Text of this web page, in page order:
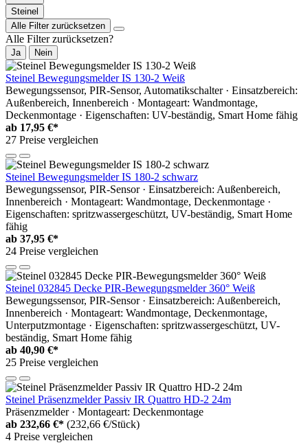
Steinel
Alle Filter zurücksetzen
Alle Filter zurücksetzen?
Ja Nein
Steinel Bewegungsmelder IS 130-2 Weiß
Bewegungssensor, PIR-Sensor, Automatikschalter · Einsatzbereich:
Außenbereich, Innenbereich · Montageart: Wandmontage,
Deckenmontage · Eigenschaften: UV-beständig, Smart Home fähig
ab 17,95 €*
27 Preise vergleichen
Steinel Bewegungsmelder IS 180-2 schwarz
Bewegungssensor, PIR-Sensor · Einsatzbereich: Außenbereich,
Innenbereich · Montageart: Wandmontage, Deckenmontage ·
Eigenschaften: spritzwassergeschützt, UV-beständig, Smart Home
fähig
ab 37,95 €*
24 Preise vergleichen
Steinel 032845 Decke PIR-Bewegungsmelder 360° Weiß
Bewegungssensor, PIR-Sensor · Einsatzbereich: Außenbereich,
Innenbereich · Montageart: Wandmontage, Deckenmontage,
Unterputzmontage · Eigenschaften: spritzwassergeschützt, UV-
beständig, Smart Home fähig
ab 40,90 €*
25 Preise vergleichen
Steinel Präsenzmelder Passiv IR Quattro HD-2 24m
Präsenzmelder · Montageart: Deckenmontage
ab 232,66 €* (232,66 €/Stück)
4 Preise vergleichen